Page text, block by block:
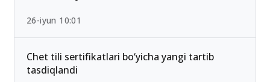
26-iyun 10:01
Chet tili sertifikatlari bo‘yicha yangi tartib
tasdiqlandi